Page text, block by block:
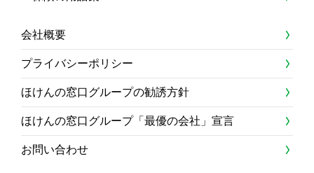
会社概要
プライバシーポリシー
ほけんの窓口グループの勧誘方針
ほけんの窓口グループ「最優の会社」宣言
お問い合わせ